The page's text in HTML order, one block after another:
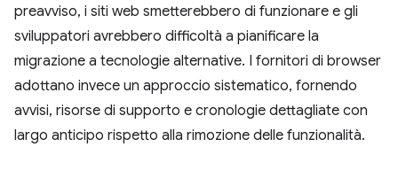
preavviso, i siti web smetterebbero di funzionare e gli
sviluppatori avrebbero difficoltà a pianificare la
migrazione a tecnologie alternative. I fornitori di browser
adottano invece un approccio sistematico, fornendo
avvisi, risorse di supporto e cronologie dettagliate con
largo anticipo rispetto alla rimozione delle funzionalità.